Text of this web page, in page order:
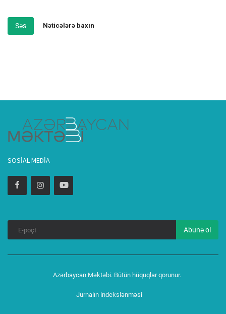
Səs Nəticələrə baxın
SOSIAL MEDIA
Abunə ol
Azərbaycan Məktəbi. Bütün hüquqlar qorunur.
Jurnalın indekslənməsi